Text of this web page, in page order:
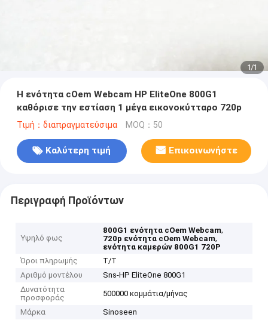
1/1
Η ενότητα cOem Webcam HP EliteOne 800G1
καθόρισε την εστίαση 1 μέγα εικονοκύτταρο 720p
Τιμή：διαπραγματεύσιμα MOQ：50
Καλύτερη τιμή Επικοινωνήστε
Περιγραφή Προϊόντων
Υψηλό φως
800G1 ενότητα cOem Webcam,
720p ενότητα cOem Webcam,
ενότητα καμερών 800G1 720P
Όροι πληρωμής
T/T
Αριθμό μοντέλου
Sns-HP EliteOne 800G1
Δυνατότητα
προσφοράς
500000 κομμάτια/μήνας
Μάρκα
Sinoseen